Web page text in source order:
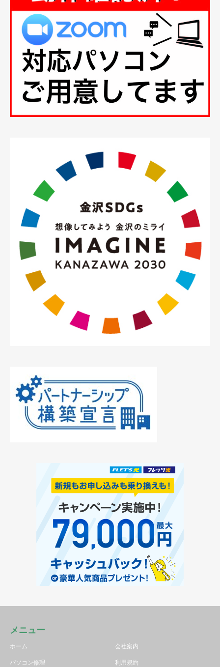
メニュー
ホーム 会社案内
パソコン修理 利用規約